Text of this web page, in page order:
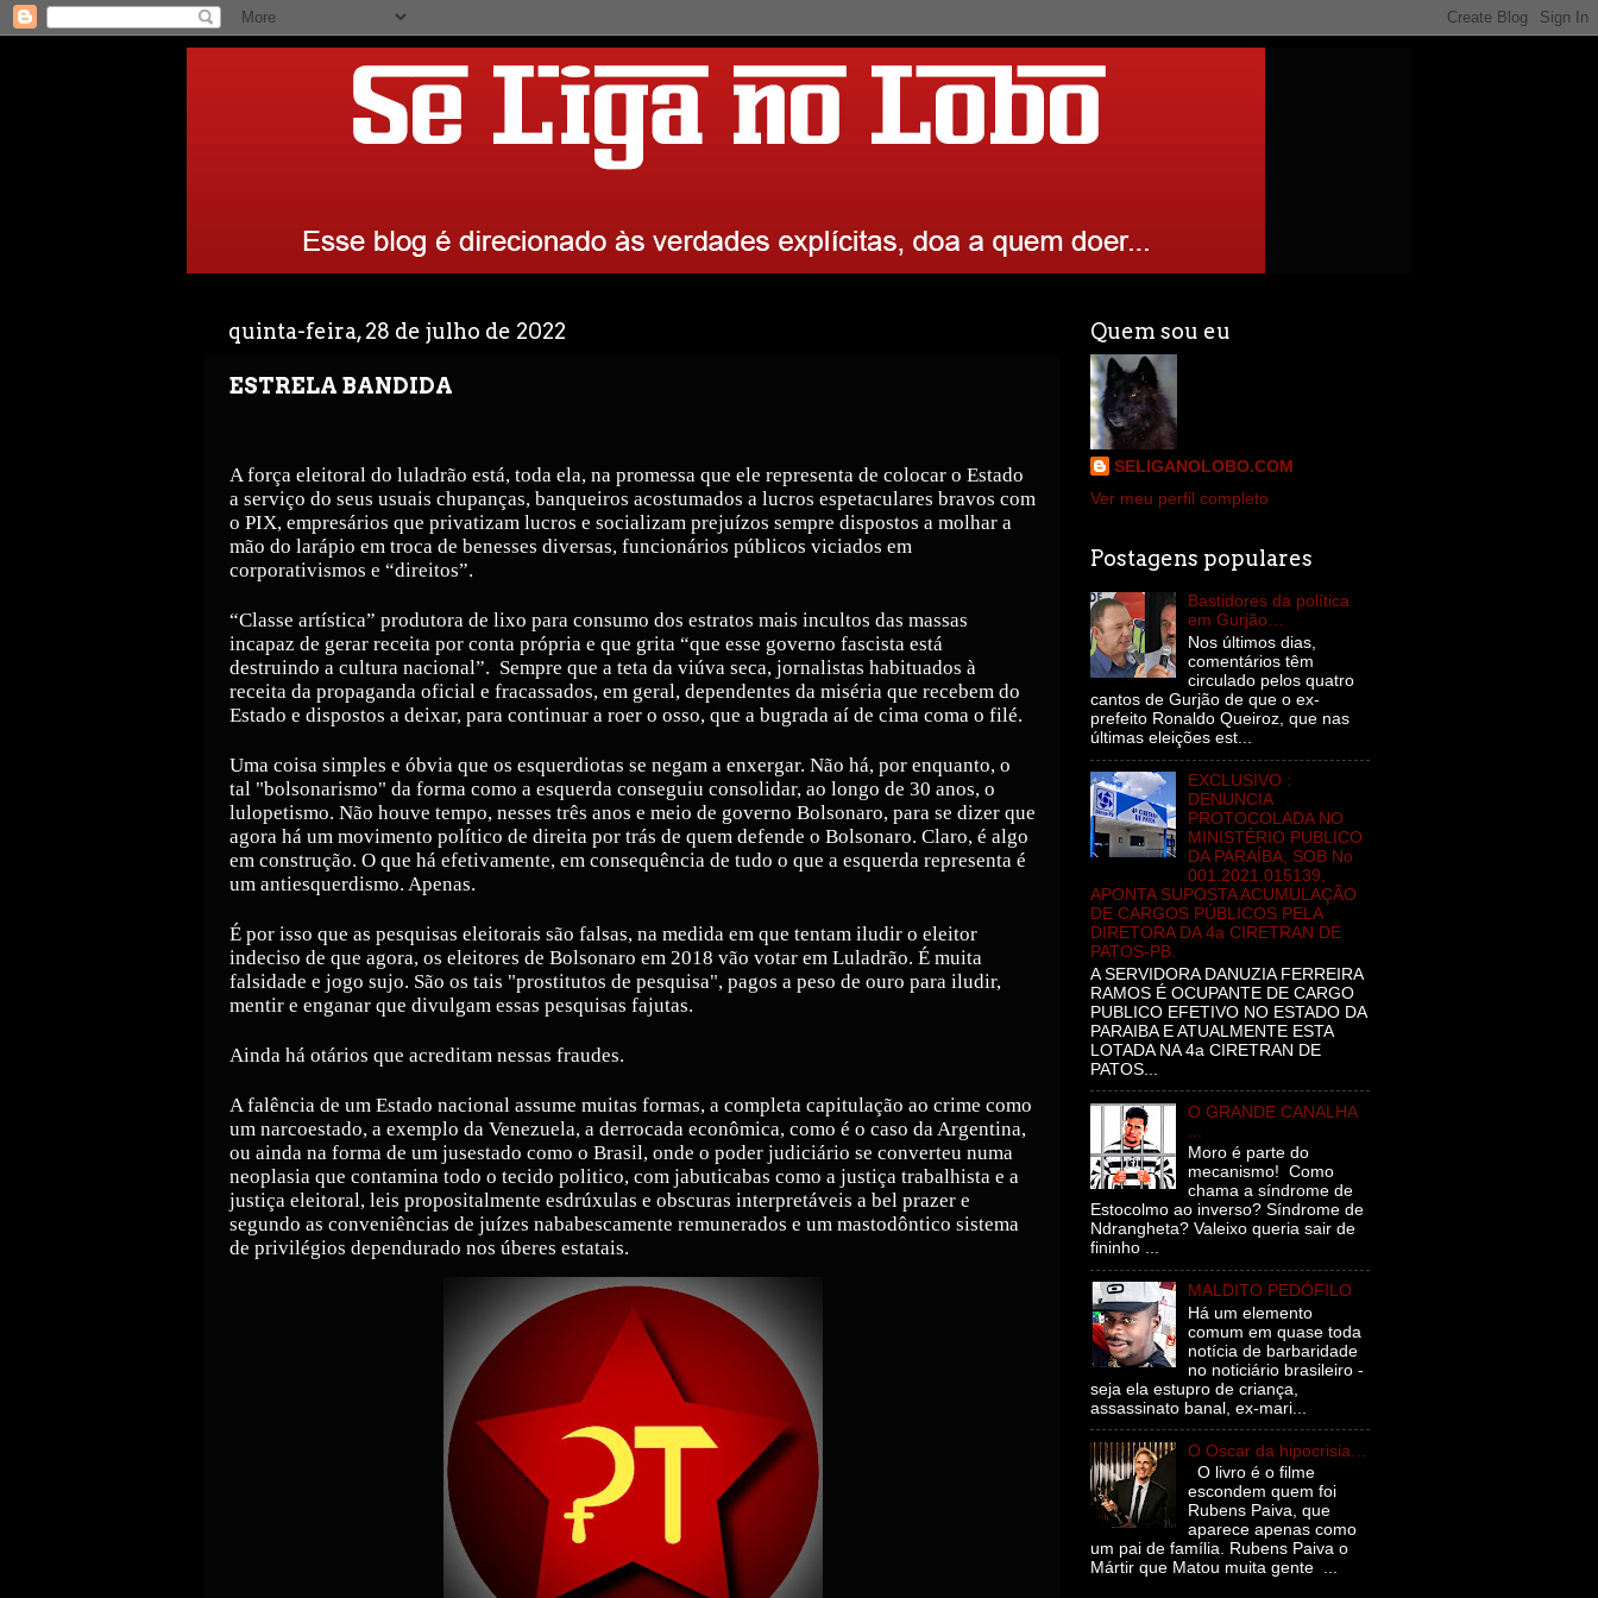
quinta-feira, 28 de julho de 2022
ESTRELA BANDIDA
A força eleitoral do luladrão está, toda ela, na promessa que ele representa de colocar o Estado
a serviço do seus usuais chupanças, banqueiros acostumados a lucros espetaculares bravos com
o PIX, empresários que privatizam lucros e socializam prejuízos sempre dispostos a molhar a
mão do larápio em troca de benesses diversas, funcionários públicos viciados em
corporativismos e “direitos”.
“Classe artística” produtora de lixo para consumo dos estratos mais incultos das massas
incapaz de gerar receita por conta própria e que grita “que esse governo fascista está
destruindo a cultura nacional”. Sempre que a teta da viúva seca, jornalistas habituados à
receita da propaganda oficial e fracassados, em geral, dependentes da miséria que recebem do
Estado e dispostos a deixar, para continuar a roer o osso, que a bugrada aí de cima coma o filé.
Uma coisa simples e óbvia que os esquerdiotas se negam a enxergar. Não há, por enquanto, o
tal "bolsonarismo" da forma como a esquerda conseguiu consolidar, ao longo de 30 anos, o
lulopetismo. Não houve tempo, nesses três anos e meio de governo Bolsonaro, para se dizer que
agora há um movimento político de direita por trás de quem defende o Bolsonaro. Claro, é algo
em construção. O que há efetivamente, em consequência de tudo o que a esquerda representa é
um antiesquerdismo. Apenas.
É por isso que as pesquisas eleitorais são falsas, na medida em que tentam iludir o eleitor
indeciso de que agora, os eleitores de Bolsonaro em 2018 vão votar em Luladrão. É muita
falsidade e jogo sujo. São os tais "prostitutos de pesquisa", pagos a peso de ouro para iludir,
mentir e enganar que divulgam essas pesquisas fajutas.
Ainda há otários que acreditam nessas fraudes.
A falência de um Estado nacional assume muitas formas, a completa capitulação ao crime como
um narcoestado, a exemplo da Venezuela, a derrocada econômica, como é o caso da Argentina,
ou ainda na forma de um jusestado como o Brasil, onde o poder judiciário se converteu numa
neoplasia que contamina todo o tecido politico, com jabuticabas como a justiça trabalhista e a
justiça eleitoral, leis propositalmente esdrúxulas e obscuras interpretáveis a bel prazer e
segundo as conveniências de juízes nababescamente remunerados e um mastodôntico sistema
de privilégios dependurado nos úberes estatais.
Quem sou eu
SELIGANOLOBO.COM
Ver meu perfil completo
Postagens populares
Bastidores da política
em Gurjão…
Nos últimos dias,
comentários têm
circulado pelos quatro
cantos de Gurjão de que o ex-
prefeito Ronaldo Queiroz, que nas
últimas eleições est...
EXCLUSIVO :
DENUNCIA
PROTOCOLADA NO
MINISTÉRIO PUBLICO
DA PARAÍBA, SOB No
001.2021.015139,
APONTA SUPOSTA ACUMULAÇÃO
DE CARGOS PÚBLICOS PELA
DIRETORA DA 4a CIRETRAN DE
PATOS-PB.
A SERVIDORA DANUZIA FERREIRA
RAMOS É OCUPANTE DE CARGO
PUBLICO EFETIVO NO ESTADO DA
PARAIBA E ATUALMENTE ESTA
LOTADA NA 4a CIRETRAN DE
PATOS...
O GRANDE CANALHA
Moro é parte do
mecanismo! Como
chama a síndrome de
Estocolmo ao inverso? Síndrome de
Ndrangheta? Valeixo queria sair de
fininho ...
MALDITO PEDÓFILO
Há um elemento
comum em quase toda
notícia de barbaridade
no noticiário brasileiro -
seja ela estupro de criança,
assassinato banal, ex-mari...
O Oscar da hipocrisia…
O livro é o filme
escondem quem foi
Rubens Paiva, que
aparece apenas como
um pai de família. Rubens Paiva o
Mártir que Matou muita gente ...